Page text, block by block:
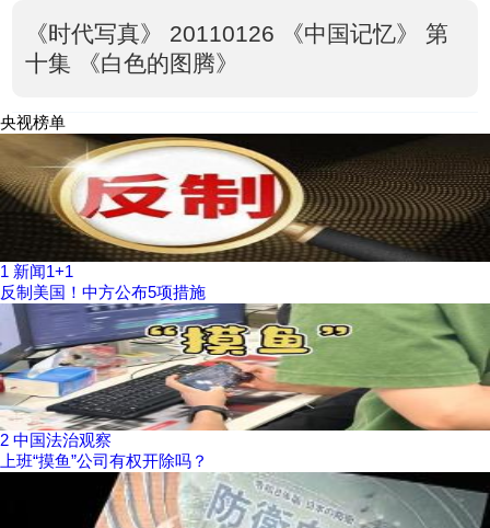
《时代写真》 20110126 《中国记忆》 第
十集 《白色的图腾》
央视榜单
1 新闻1+1
反制美国！中方公布5项措施
2 中国法治观察
上班“摸鱼”公司有权开除吗？